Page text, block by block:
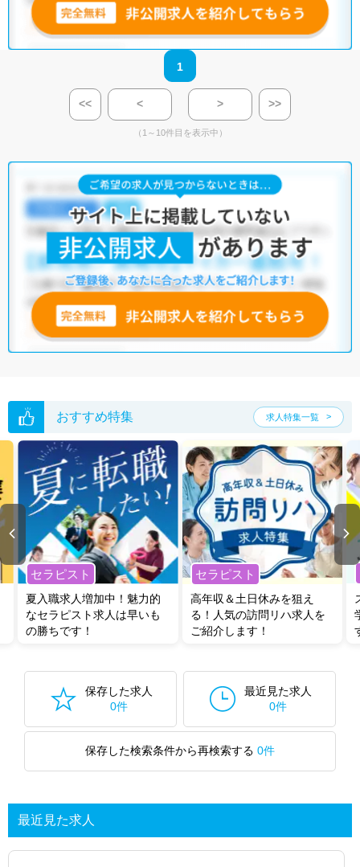
1
<< < > >>
（1～10件目を表示中）
おすすめ特集 求人特集一覧
セラピスト
夏入職求人増加中！魅力的
なセラピスト求人は早いも
の勝ちです！
セラピスト
高年収＆土日休みを狙え
る！人気の訪問リハ求人を
ご紹介します！
保存した求人
0件
最近見た求人
0件
保存した検索条件から再検索する 0件
最近見た求人